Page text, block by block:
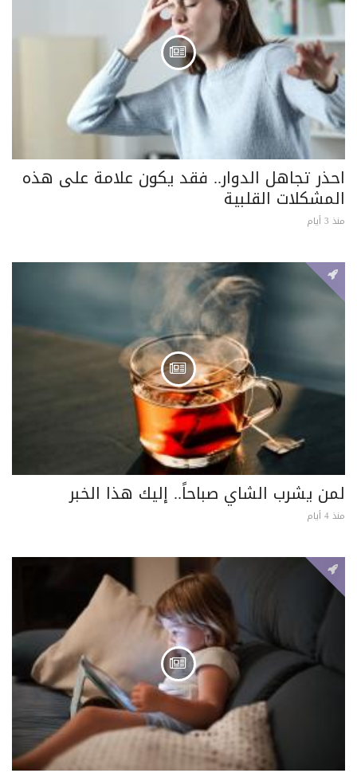
احذر تجاهل الدوار.. فقد يكون علامة على هذه
المشكلات القلبية
منذ 3 أيام
لمن يشرب الشاي صباحاً.. إليك هذا الخبر
منذ 4 أيام